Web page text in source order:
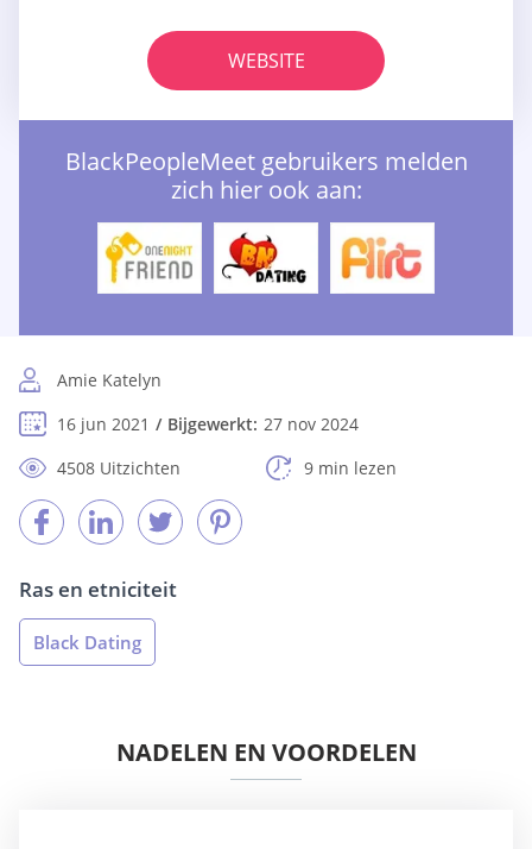
WEBSITE
BlackPeopleMeet gebruikers melden
zich hier ook aan:
Amie Katelyn
16 jun 2021
Bijgewerkt: 27 nov 2024
4508 Uitzichten
9 min lezen
Ras en etniciteit
Black Dating
NADELEN EN VOORDELEN